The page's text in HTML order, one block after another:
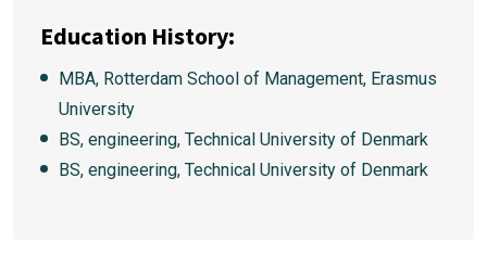
Education History:
MBA, Rotterdam School of Management, Erasmus
University
BS, engineering, Technical University of Denmark
BS, engineering, Technical University of Denmark